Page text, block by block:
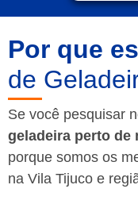
Por que
de
Se você pesquisar
geladeira perto de
porque somos os
na Vila Tijuco e